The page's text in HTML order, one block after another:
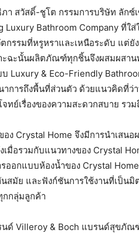
า สวัสดิ์-ชูโต กรรมการบริษัท ลักซ์
Luxury Bathroom Company ที่
กรรมที่หรูหราและเหนือระดับ แต่
ะฉะนั้นผลิตภัณฑ์ทุกชิ้นจึงผสมผสาน
Luxury & Eco-Friendly
การถึงพื้นที่ส่วนตัว ด้วยแนวคิดที่ว่
ทย์เรื่องของความสะดวกสบาย รว
ง Crystal Home จึงมีการนำเสน
เมื่อรวมกับแนวทางของ Crystal
รออกแบบห้องน้ำของ Crystal
สมัย และฟังก์ชันการใช้งานที่เป็นมิ
กกลุ่มลูกค้า
นด์ Villeroy & Boch แบรนด์สุขภัณ